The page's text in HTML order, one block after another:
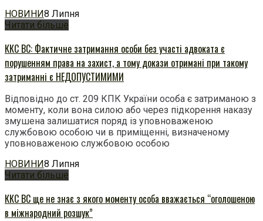
НОВИНИ8 Липня
Читати більше
ККС ВС: Фактичне затримання особи без участі адвоката є
порушенням права на захист, а тому докази отримані при такому
затриманні є НЕДОПУСТИМИМИ
Відповідно до ст. 209 КПК України особа є затриманою з
моменту, коли вона силою або через підкорення наказу
змушена залишатися поряд із уповноваженою
службовою особою чи в приміщенні, визначеному
уповноваженою службовою особою
НОВИНИ8 Липня
Читати більше
ККС ВС ще не знає з якого моменту особа вважається “оголошеною
в міжнародний розшук”